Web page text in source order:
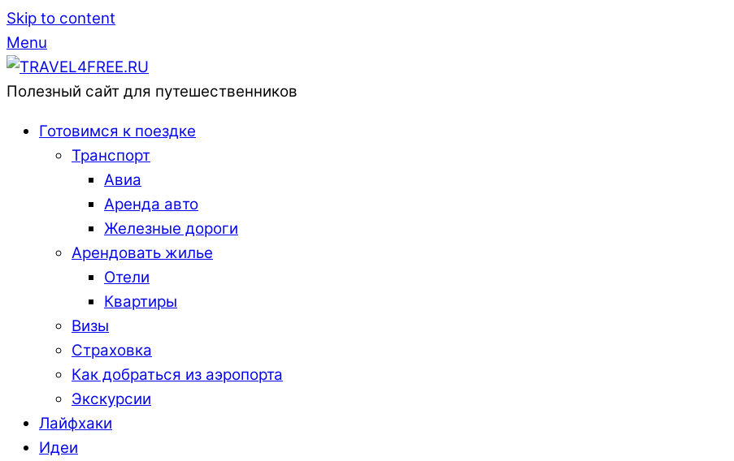
Skip to content
Menu
Полезный сайт для путешественников
Готовимся к поездке
Транспорт
Авиа
Аренда авто
Железные дороги
Арендовать жилье
Отели
Квартиры
Визы
Страховка
Как добраться из аэропорта
Экскурсии
Лайфхаки
Идеи